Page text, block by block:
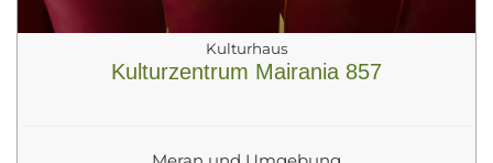
Kulturhaus
Kulturzentrum Mairania 857